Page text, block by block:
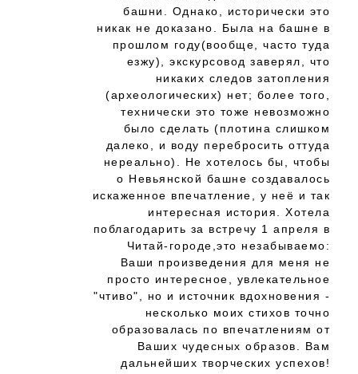
башни. Однако, исторически это
никак не доказано. Была на башне в
прошлом году(вообще, часто туда
езжу), экскурсовод заверял, что
никаких следов затопления
(археологических) нет; более того,
технически это тоже невозможно
было сделать (плотина слишком
далеко, и воду перебросить оттуда
нереально). Не хотелось бы, чтобы
о Невьянской башне создавалось
искаженное впечатление, у неё и так
интересная история. Хотела
поблагодарить за встречу 1 апреля в
Читай-городе,это незабываемо:
Ваши произведения для меня не
просто интересное, увлекательное
"чтиво", но и источник вдохновения -
несколько моих стихов точно
образовалась по впечатлениям от
Ваших чудесных образов. Вам
дальнейших творческих успехов!